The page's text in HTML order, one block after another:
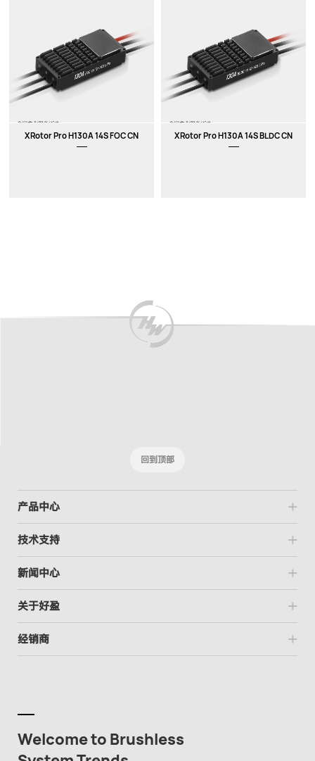
XRotor Pro H130A 14S FOC CN XRotor Pro H130A 14S BLDC CN
回到顶部
产品中心
技术支持
新闻中心
关于好盈
经销商
Welcome to Brushless